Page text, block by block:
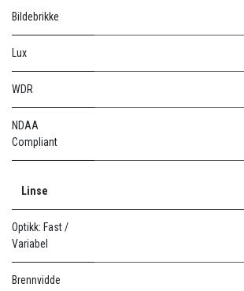
Bildebrikke
Lux
WDR
NDAA
Compliant
Linse
Optikk: Fast /
Variabel
Brennvidde